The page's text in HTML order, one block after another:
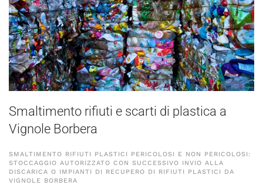
Smaltimento rifiuti e scarti di plastica a
Vignole Borbera
SMALTIMENTO RIFIUTI PLASTICI PERICOLOSI E NON PERICOLOSI:
STOCCAGGIO AUTORIZZATO CON SUCCESSIVO INVIO ALLA
DISCARICA O IMPIANTI DI RECUPERO DI RIFIUTI PLASTICI DA
VIGNOLE BORBERA